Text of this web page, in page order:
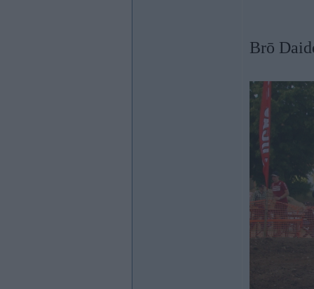
Brō